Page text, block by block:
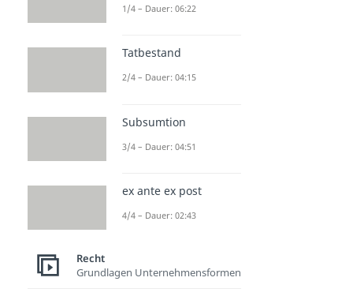
Betrug Schema
Dauer: 06:30
1/4 – Dauer: 06:22
Tatbestand
2/4 – Dauer: 04:15
Subsumtion
3/4 – Dauer: 04:51
ex ante ex post
4/4 – Dauer: 02:43
Recht
Grundlagen Unternehmensformen